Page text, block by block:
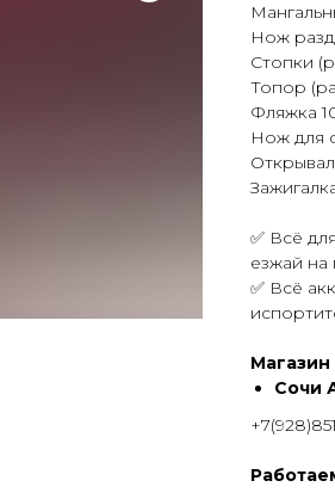
Нож
Стопки
Топор
Фляжка
Нож для
✅ Всё
езжай
✅ Всё
Сочи